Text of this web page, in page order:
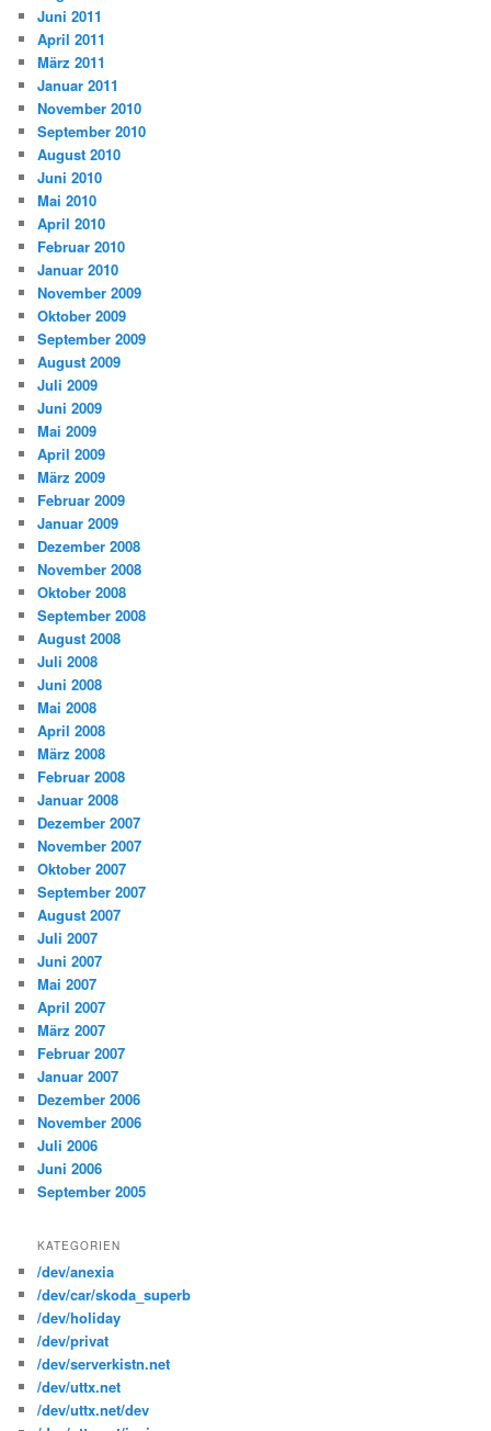
Juni 2011
April 2011
März 2011
Januar 2011
November 2010
September 2010
August 2010
Juni 2010
Mai 2010
April 2010
Februar 2010
Januar 2010
November 2009
Oktober 2009
September 2009
August 2009
Juli 2009
Juni 2009
Mai 2009
April 2009
März 2009
Februar 2009
Januar 2009
Dezember 2008
November 2008
Oktober 2008
September 2008
August 2008
Juli 2008
Juni 2008
Mai 2008
April 2008
März 2008
Februar 2008
Januar 2008
Dezember 2007
November 2007
Oktober 2007
September 2007
August 2007
Juli 2007
Juni 2007
Mai 2007
April 2007
März 2007
Februar 2007
Januar 2007
Dezember 2006
November 2006
Juli 2006
Juni 2006
September 2005
KATEGORIEN
/dev/anexia
/dev/car/skoda_superb
/dev/holiday
/dev/privat
/dev/serverkistn.net
/dev/uttx.net
/dev/uttx.net/dev